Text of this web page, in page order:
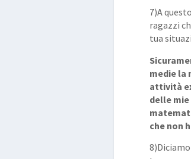
7)A
ragazzi
tua
medie la
attività
delle
che non